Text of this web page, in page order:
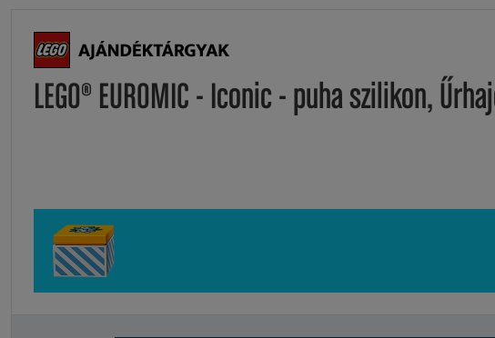
LEGO® EUROMIC - Iconic - puha szilikon,